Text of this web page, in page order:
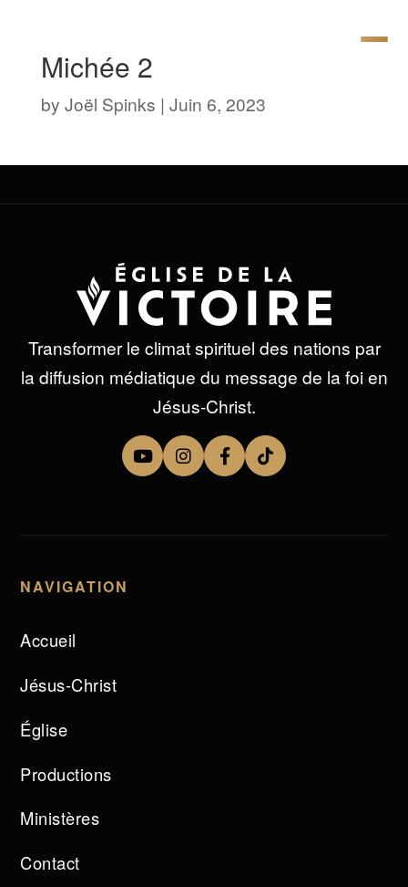
Michée 2
by Joël Spinks | Juin 6, 2023
Transformer le climat spirituel des nations par
la diffusion médiatique du message de la foi en
Jésus-Christ.
NAVIGATION
Accueil
Jésus-Christ
Église
Productions
Ministères
Contact